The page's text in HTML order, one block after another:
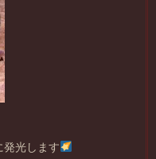
発光します